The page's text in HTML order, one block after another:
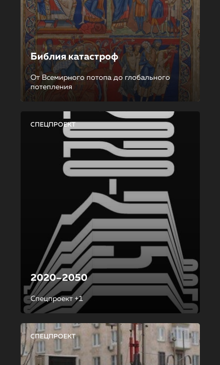
Библия катастроф
От Всемирного потопа до глобального
потепления
СПЕЦПРОЕКТ
2020–2050
Спецпроект +1
СПЕЦПРОЕКТ